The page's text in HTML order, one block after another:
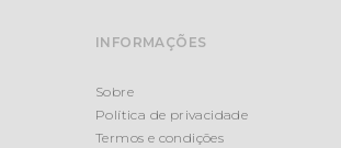
INFORMAÇÕES
Sobre
Política de privacidade
Termos e condições